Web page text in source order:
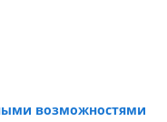
возможностями